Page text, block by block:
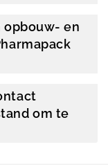
opbouw- en
om te